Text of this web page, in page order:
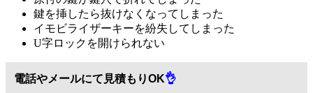
鍵を挿したら抜けなくなってしまった
イモビライザーキーを紛失してしまった
U字ロックを開けられない
電話やメールにて見積もりOK👌